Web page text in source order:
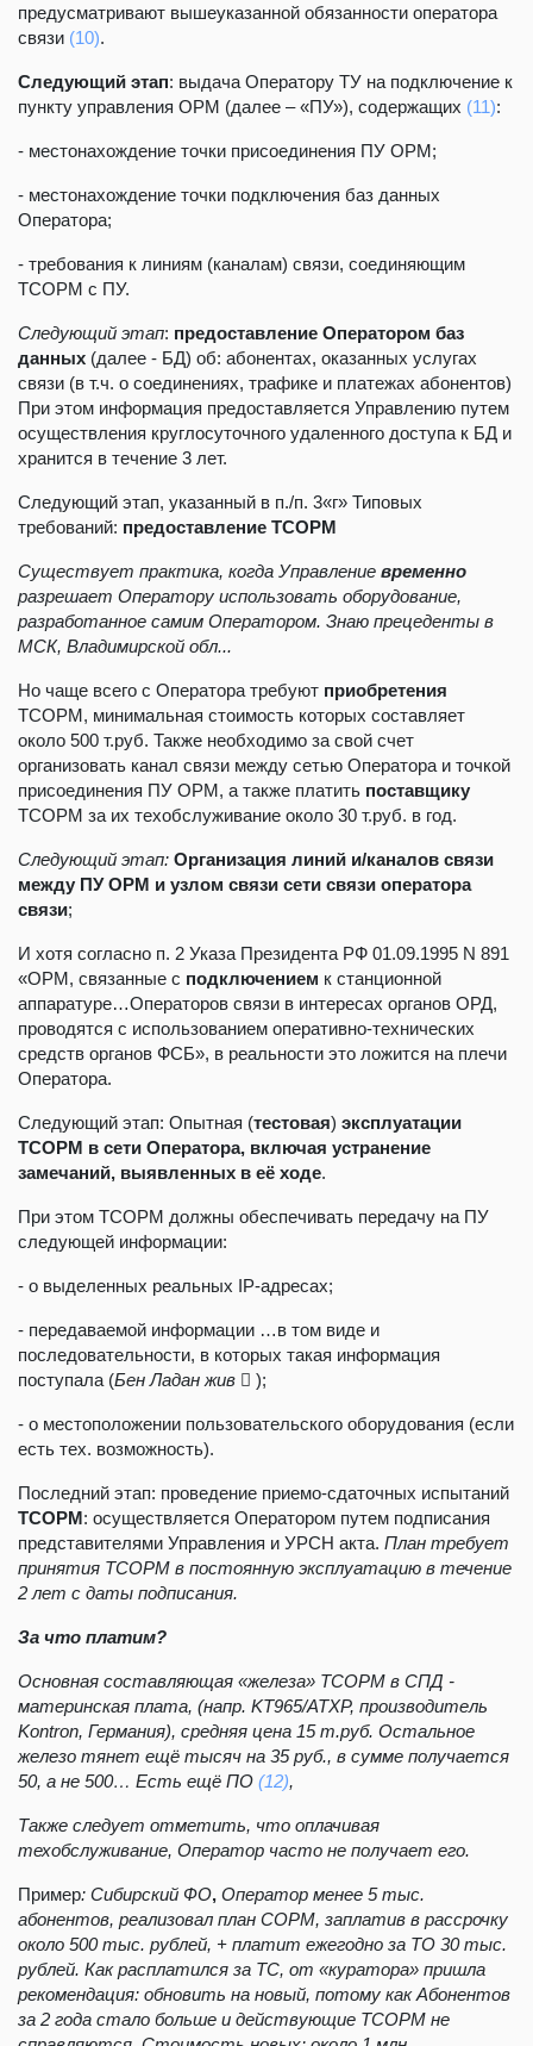
предусматривают вышеуказанной обязанности оператора
связи (10).
Следующий этап: выдача Оператору ТУ на подключение к
пункту управления ОРМ (далее – «ПУ»), содержащих (11):
- местонахождение точки присоединения ПУ ОРМ;
- местонахождение точки подключения баз данных
Оператора;
- требования к линиям (каналам) связи, соединяющим
ТСОРМ с ПУ.
Следующий этап: предоставление Оператором баз
данных (далее - БД) об: абонентах, оказанных услугах
связи (в т.ч. о соединениях, трафике и платежах абонентов)
При этом информация предоставляется Управлению путем
осуществления круглосуточного удаленного доступа к БД и
хранится в течение 3 лет.
Следующий этап, указанный в п./п. 3«г» Типовых
требований: предоставление ТСОРМ
Существует практика, когда Управление временно
разрешает Оператору использовать оборудование,
разработанное самим Оператором. Знаю прецеденты в
МСК, Владимирской обл...
Но чаще всего с Оператора требуют приобретения
ТСОРМ, минимальная стоимость которых составляет
около 500 т.руб. Также необходимо за свой счет
организовать канал связи между сетью Оператора и точкой
присоединения ПУ ОРМ, а также платить поставщику
ТСОРМ за их техобслуживание около 30 т.руб. в год.
Следующий этап: Организация линий и/каналов связи
между ПУ ОРМ и узлом связи сети связи оператора
связи;
И хотя согласно п. 2 Указа Президента РФ 01.09.1995 N 891
«ОРМ, связанные с подключением к станционной
аппаратуре…Операторов связи в интересах органов ОРД,
проводятся с использованием оперативно-технических
средств органов ФСБ», в реальности это ложится на плечи
Оператора.
Следующий этап: Опытная (тестовая) эксплуатации
ТСОРМ в сети Оператора, включая устранение
замечаний, выявленных в её ходе.
При этом ТСОРМ должны обеспечивать передачу на ПУ
следующей информации:
- о выделенных реальных IP-адресах;
- передаваемой информации …в том виде и
последовательности, в которых такая информация
поступала (Бен Ладан жив  );
- о местоположении пользовательского оборудования (если
есть тех. возможность).
Последний этап: проведение приемо-сдаточных испытаний
ТСОРМ: осуществляется Оператором путем подписания
представителями Управления и УРСН акта. План требует
принятия ТСОРМ в постоянную эксплуатацию в течение
2 лет с даты подписания.
За что платим?
Основная составляющая «железа» ТСОРМ в СПД -
материнская плата, (напр. KT965/ATXP, производитель
Kontron, Германия), средняя цена 15 т.руб. Остальное
железо тянет ещё тысяч на 35 руб., в сумме получается
50, а не 500… Есть ещё ПО (12),
Также следует отметить, что оплачивая
техобслуживание, Оператор часто не получает его.
Пример: Сибирский ФО, Оператор менее 5 тыс.
абонентов, реализовал план СОРМ, заплатив в рассрочку
около 500 тыс. рублей, + платит ежегодно за ТО 30 тыс.
рублей. Как расплатился за ТС, от «куратора» пришла
рекомендация: обновить на новый, потому как Абонентов
за 2 года стало больше и действующие ТСОРМ не